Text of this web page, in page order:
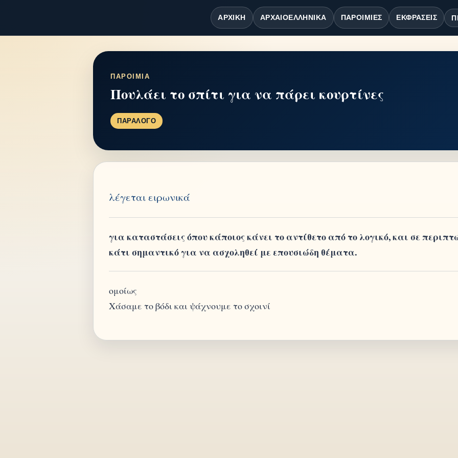
ΑΡΧΙΚΉ ΑΡΧΑΙΟΕΛΛΗΝΙΚΆ ΠΑΡΟΙΜΊΕΣ ΕΚΦΡΆΣΕΙΣ
ΠΑΡΟΙΜΙΑ
Πουλάει το σπίτι για να πάρει κουρτίνες
ΠΑΡΑΛΟΓΟ
λέγεται ειρωνικά
για καταστάσεις όπου κάποιος κάνει το αντίθετο από το λογικό, και σε
κάτι σημαντικό για να ασχοληθεί με επουσιώδη θέματα.
ομοίως
Χάσαμε το βόδι και ψάχνουμε το σχοινί